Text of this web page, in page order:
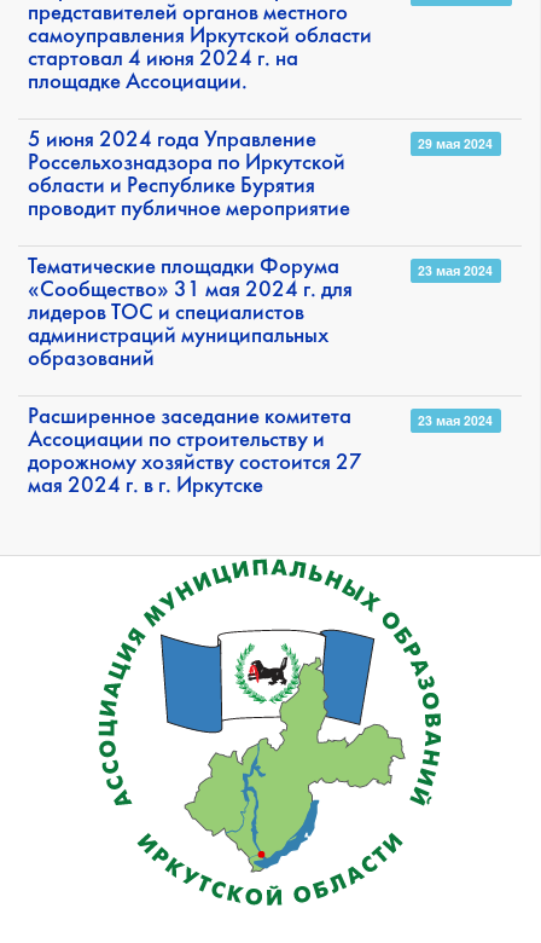
представителей органов местного
самоуправления Иркутской области
стартовал 4 июня 2024 г. на
площадке Ассоциации.
5 июня 2024 года Управление
Россельхознадзора по Иркутской
области и Республике Бурятия
проводит публичное мероприятие
29 мая 2024
Тематические площадки Форума
«Сообщество» 31 мая 2024 г. для
лидеров ТОС и специалистов
администраций муниципальных
образований
23 мая 2024
Расширенное заседание комитета
Ассоциации по строительству и
дорожному хозяйству состоится 27
мая 2024 г. в г. Иркутске
23 мая 2024